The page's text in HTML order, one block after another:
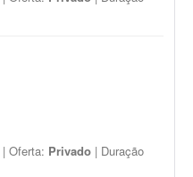
| Oferta: Privado | Duração